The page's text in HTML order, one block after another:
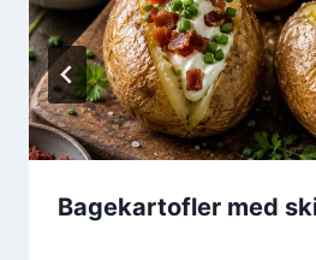
Bagekartofler med